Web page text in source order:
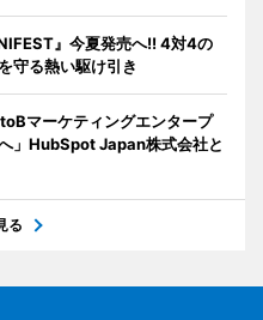
』今夏発売へ!! 4対4の
守る熱い駆け引き
マーケティングエンタープ
」HubSpot Japan株式会社と
る